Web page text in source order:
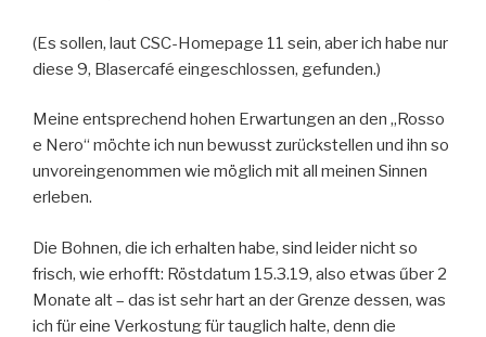
(Es sollen, laut CSC-Homepage 11 sein, aber ich habe nur
diese 9, Blasercafé eingeschlossen, gefunden.)
Meine entsprechend hohen Erwartungen an den „Rosso
e Nero“ möchte ich nun bewusst zurückstellen und ihn so
unvoreingenommen wie möglich mit all meinen Sinnen
erleben.
Die Bohnen, die ich erhalten habe, sind leider nicht so
frisch, wie erhofft: Röstdatum 15.3.19, also etwas űber 2
Monate alt – das ist sehr hart an der Grenze dessen, was
ich für eine Verkostung für tauglich halte, denn die